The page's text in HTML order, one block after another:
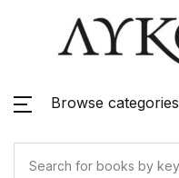
Browse categories